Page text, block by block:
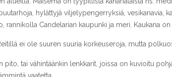
hylättyjä viljelypengerryksiä, vesikanavia,
Candelarian kaupunki ja meri. Kaukana on
ei ole suuren suuria korkeuseroja, mutta
tai vähintäänkin lenkkarit, joissa on kuvioitu
vaatetta.